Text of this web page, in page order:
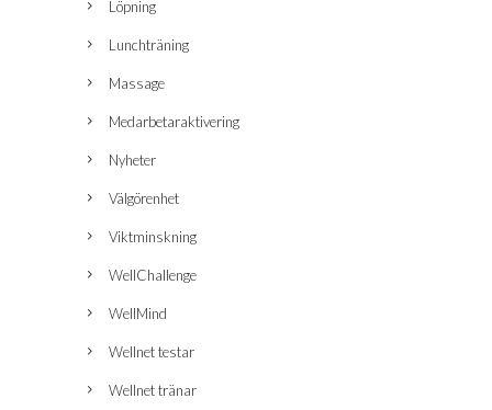
Löpning
Lunchträning
Massage
Medarbetaraktivering
Nyheter
Välgörenhet
Viktminskning
WellChallenge
WellMind
Wellnet testar
Wellnet tränar